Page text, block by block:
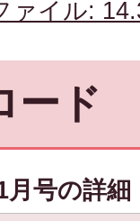
ァイル:
ード
月号の詳細